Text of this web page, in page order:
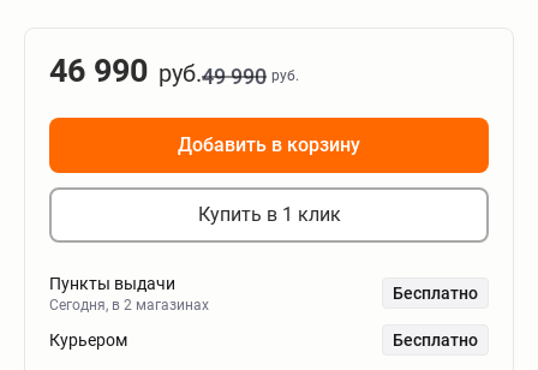
46 990 руб.49 990 руб.
Добавить в корзину
Купить в 1 клик
Пункты выдачи
Сегодня, в 2 магазинах
Бесплатно
Курьером Бесплатно